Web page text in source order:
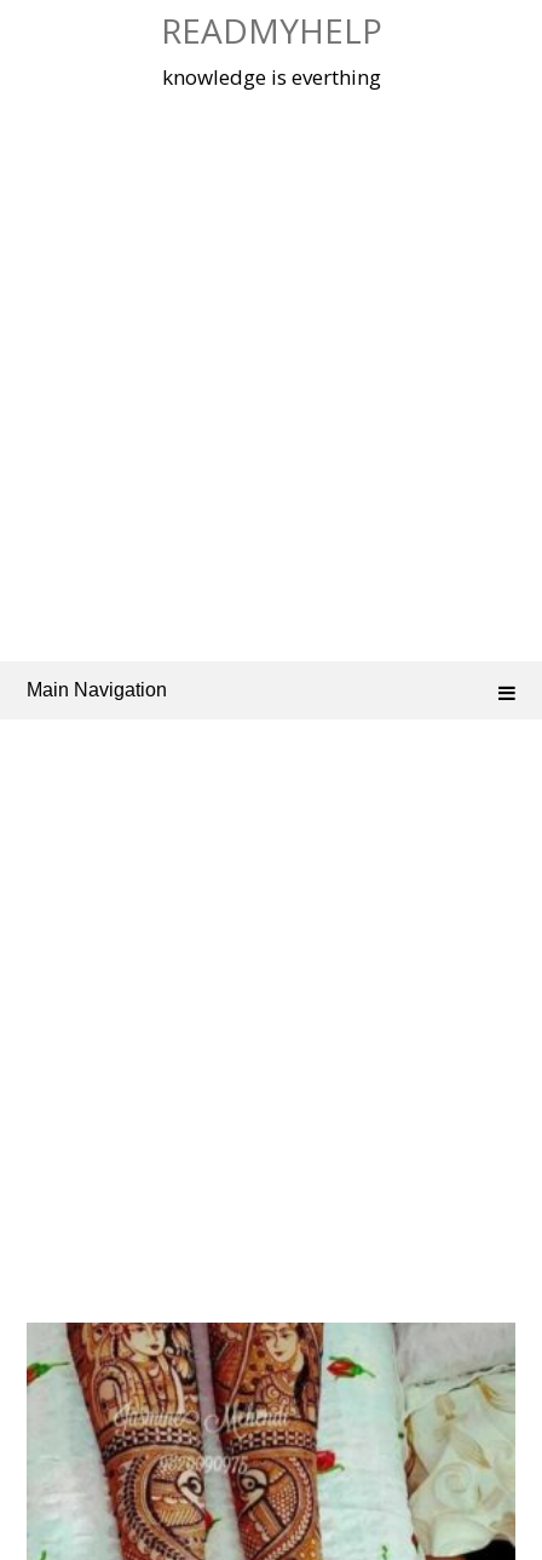
READMYHELP
knowledge is everthing
Main Navigation